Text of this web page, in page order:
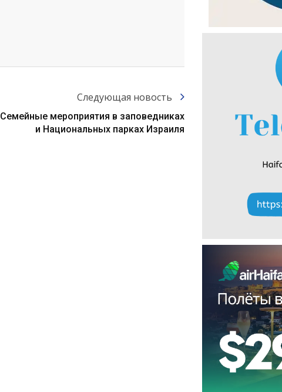
Следующая новость
Семейные мероприятия в заповедниках
и Национальных парках Израиля